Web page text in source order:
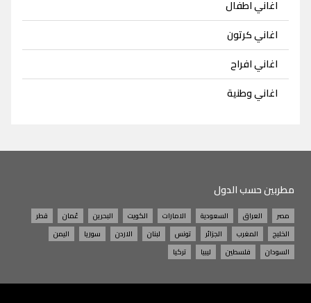
اغاني اطفال
اغاني كرتون
اغاني افراح
اغاني وطنية
مطربين حسب الدول
مصر العراق السعودية الامارات الكويت البحرين عُمان
قطر
الخليج
المغرب الجزائر تونس لبنان الاردن سوريا
اليمن
السودان
فلسطين ليبيا تركيا